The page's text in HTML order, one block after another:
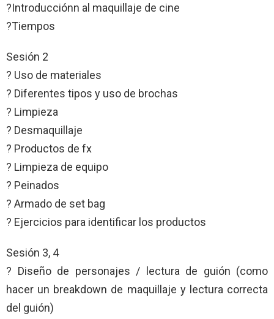
?Introducciónn al maquillaje de cine
?Tiempos
Sesión 2
? Uso de materiales
? Diferentes tipos y uso de brochas
? Limpieza
? Desmaquillaje
? Productos de fx
? Limpieza de equipo
? Peinados
? Armado de set bag
? Ejercicios para identificar los productos
Sesión 3, 4
? Diseño de personajes / lectura de guión (como
hacer un breakdown de maquillaje y lectura correcta
del guión)